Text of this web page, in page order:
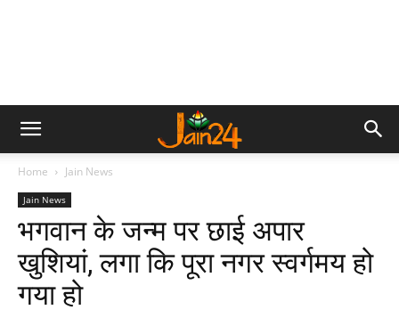
Home Jain News
Jain News
भगवान के जन्म पर छाई अपार
खुशियां, लगा कि पूरा नगर स्वर्गमय हो
गया हो